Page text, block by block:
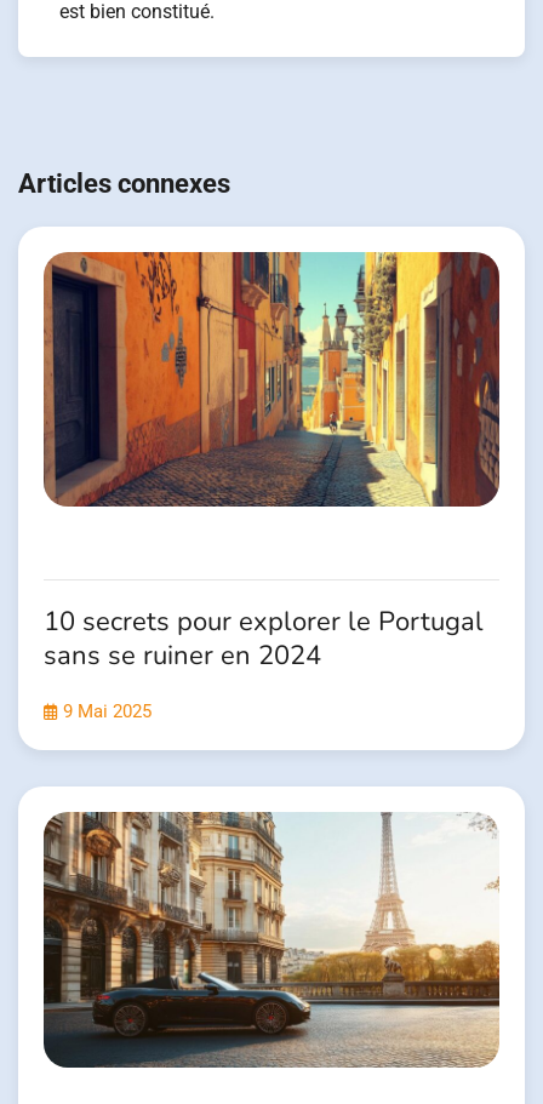
est bien constitué.
de
Articles connexes
10 secrets pour explorer le Portugal
sans se ruiner en 2024
9 Mai 2025